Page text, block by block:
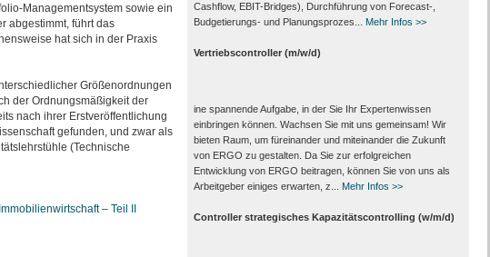
Managementsystem sowie ein
abgestimmt, führt das
hat sich in der Praxis
Größenordnungen
der Ordnungsmäßigkeit der
nach ihrer Erstveröffentlichung
gefunden, und zwar als
(Technische
– Teil II
Cashflow, EBIT-Bridges), Durchführung von Forecast‑,
Budgetierungs‑ und Planungsprozes...
Mehr Infos >>
Vertriebscontroller (m/w/d)
ine spannende Aufgabe, in der Sie Ihr Expertenwissen
einbringen können. Wachsen Sie mit uns gemeinsam! Wir
bieten Raum, um füreinander und miteinander die Zukunft
von ERGO zu gestalten. Da Sie zur erfolgreichen
Entwicklung von ERGO beitragen, können Sie von uns als
Arbeitgeber einiges erwarten, z...
Mehr Infos >>
Controller strategisches Kapazitätscontrolling (w/m/d)